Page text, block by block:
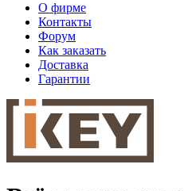
О фирме
Контакты
Форум
Как заказать
Доставка
Гарантии